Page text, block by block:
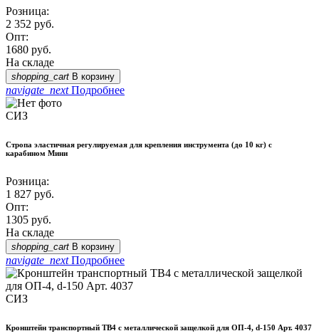
Розница:
2 352 руб.
Опт:
1680 руб.
На складе
shopping_cart В корзину
navigate_nextПодробнее
СИЗ
Стропа эластичная регулируемая для крепления инструмента (до 10 кг) с
карабином Мини
Розница:
1 827 руб.
Опт:
1305 руб.
На складе
shopping_cart В корзину
navigate_nextПодробнее
СИЗ
Кронштейн транспортный ТВ4 с металлической защелкой для ОП-4, d-150 Арт. 4037